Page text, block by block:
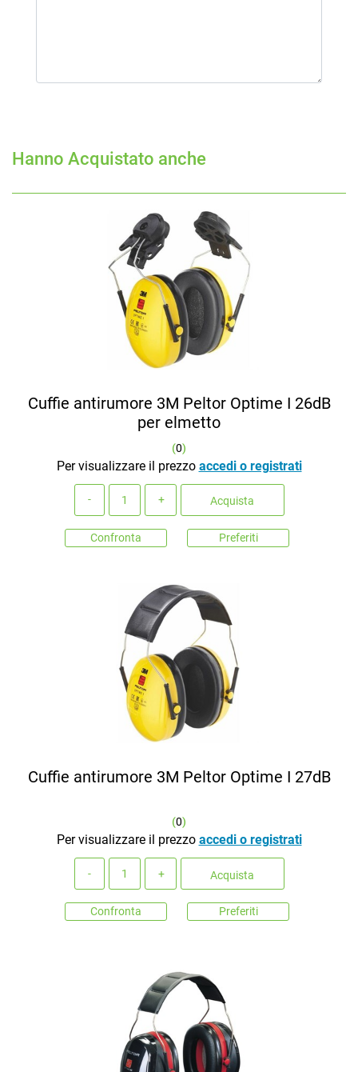
Hanno Acquistato anche
Cuffie antirumore 3M Peltor Optime I 26dB
per elmetto
(0)
Per visualizzare il prezzo accedi o registrati
Acquista
Confronta Preferiti
Cuffie antirumore 3M Peltor Optime I 27dB
(0)
Per visualizzare il prezzo accedi o registrati
Acquista
Confronta Preferiti